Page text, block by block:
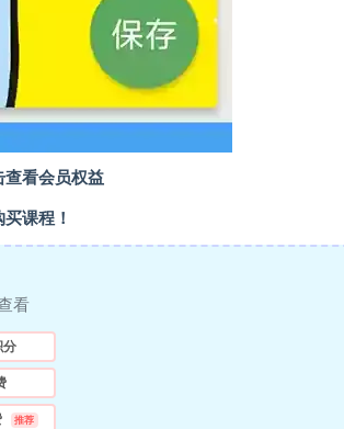
查看会员权益
课程！
看
分
推荐